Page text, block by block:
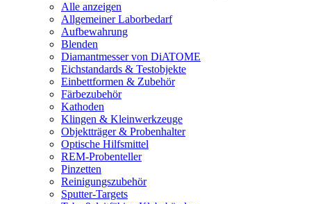
Alle anzeigen
Allgemeiner Laborbedarf
Aufbewahrung
Blenden
Diamantmesser von DiATOME
Eichstandards & Testobjekte
Einbettformen & Zubehör
Färbezubehör
Kathoden
Klingen & Kleinwerkzeuge
Objektträger & Probenhalter
Optische Hilfsmittel
REM-Probenteller
Pinzetten
Reinigungszubehör
Sputter-Targets